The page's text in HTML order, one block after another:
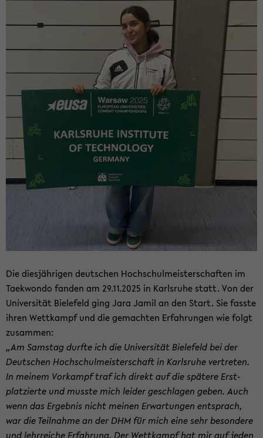
Die dies­jäh­ri­gen deut­schen Hoch­schul­meis­ter­schaf­ten im
Tae­kwon­do fan­den am 29.11.2025 in Karls­ru­he statt. Von der
Uni­ver­si­tät Bie­le­feld ging Jara Jamil an den Start. Sie fass­te
ihren Wett­kampf und die ge­mach­ten Er­fah­run­gen wie folgt
zu­sam­men:
„Am Sams­tag durf­te ich die Uni­ver­si­tät Bie­le­feld bei der
Deut­schen Hoch­schul­meis­ter­schaft in Karls­ru­he ver­tre­ten.
In mei­nem Vor­kampf traf ich di­rekt auf die spä­te­re Erst­
plat­zier­te und muss­te mich lei­der ge­schla­gen geben. Auch
wenn das Er­geb­nis nicht mei­nen Er­war­tun­gen ent­sprach,
war die Teil­nah­me an der DHM für mich eine sehr be­son­de­re
und lehr­rei­che Er­fah­rung. Der Wett­kampf hat mir auf jeden